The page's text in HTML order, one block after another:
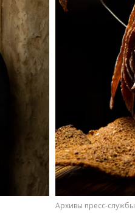
Архивы пресс-службы